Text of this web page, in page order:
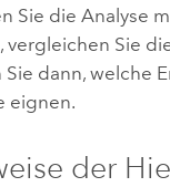
Sie die Analyse
vergleichen Sie
dann, welche
eignen.
der